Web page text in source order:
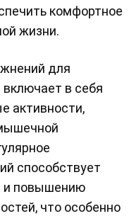
комфортное
жизни.
для
в себя
активности,
способствует
и повышению
что особенно